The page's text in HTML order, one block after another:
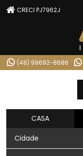
CRECI PJ7962J
(48) 99692-8686
CASA